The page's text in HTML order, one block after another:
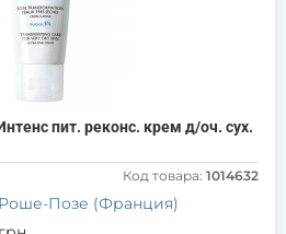
пит. реконс. крем д/оч. сух.
Код товара: 1014632
Позе (Франция)